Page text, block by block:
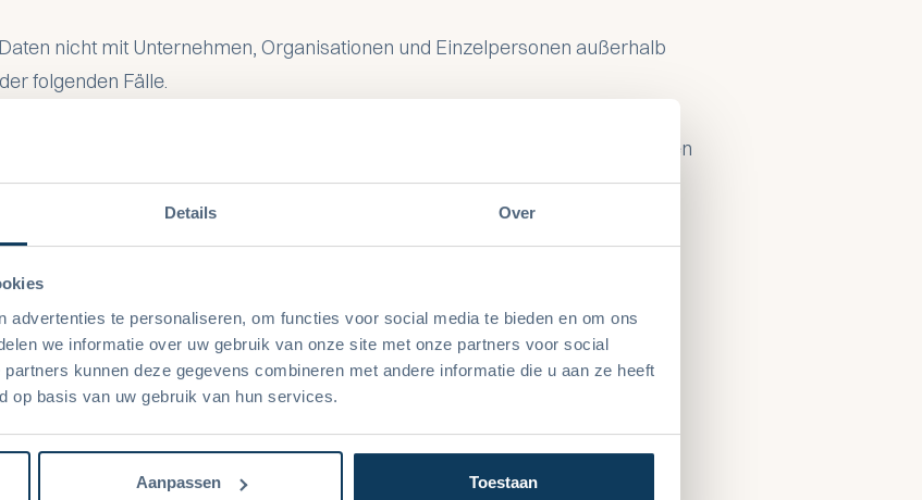
Details Over
advertenties te personaliseren, om functies voor social media te bieden en om ons
we informatie over uw gebruik van onze site met onze partners voor social
kunnen deze gegevens combineren met andere informatie die u aan ze heeft
op basis van uw gebruik van hun services.
Aanpassen Toestaan
nicht mit Unternehmen, Organisationen und Einzelpersonen außerhalb
folgenden Fälle.
Daten an Dritte ist zulässig, wenn dies zur Erfüllung unserer vertraglichen
ist. Dazu gehört die Bearbeitung Ihrer Reservierung. Ist es für die
nutzen wir einen Dritten für die Zahlungsabwicklung.
Daten an andere Parteien weitergeben. Die Einwilligung
geben und welche Folgen dies hat.
unsere Partner weiter, damit sie Daten für uns verarbeiten können,
in Übereinstimmung mit unserer Datenschutzrichtlinie und anderen
Zu unseren Partnern zählen unter anderem unsere IT-
Systems und unser Buchhalter.